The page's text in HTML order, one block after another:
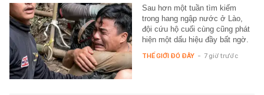
Sau hơn một tuần tìm kiếm
trong hang ngập nước ở Lào,
đội cứu hộ cuối cùng cũng phát
hiện một dấu hiệu đầy bất ngờ.
THẾ GIỚI ĐÓ ĐÂY - 7 giờ trước